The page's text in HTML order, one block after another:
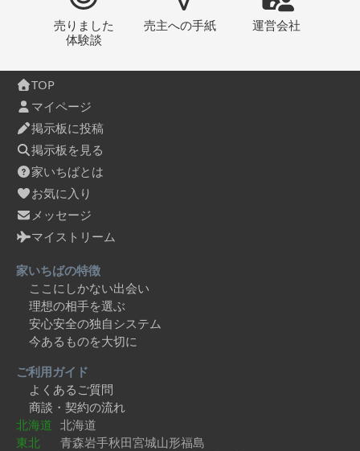
売りました
体験談
売主への手紙 運営会社
TOP
マイページ
掲示板に投稿
掲示板を見る
家いちばとは
お気に入り
メッセージ
マイストリーム
家いちばの特徴
ここにしかない出会い
理想の相手を選ぶ
安心安全の独自システム
今あるものを大切に
ご利用ガイド
よくあるご質問
商談・契約の流れ
北海道 北海道
東北
青森岩手秋田宮城山形福島